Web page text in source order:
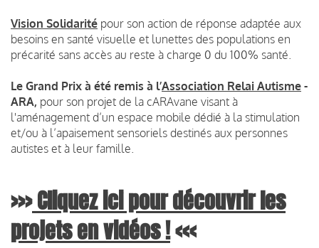
Vision Solidarité pour son action de réponse adaptée aux
besoins en santé visuelle et lunettes des populations en
précarité sans accès au reste à charge 0 du 100% santé.
Le Grand Prix à été remis à l’Association Relai Autisme -
ARA, pour son projet de la cARAvane visant à
l'aménagement d’un espace mobile dédié à la stimulation
et/ou à l’apaisement sensoriels destinés aux personnes
autistes et à leur famille.
>>>Cliquez ici pourdécouvrirles
projets en vidéos !<<<